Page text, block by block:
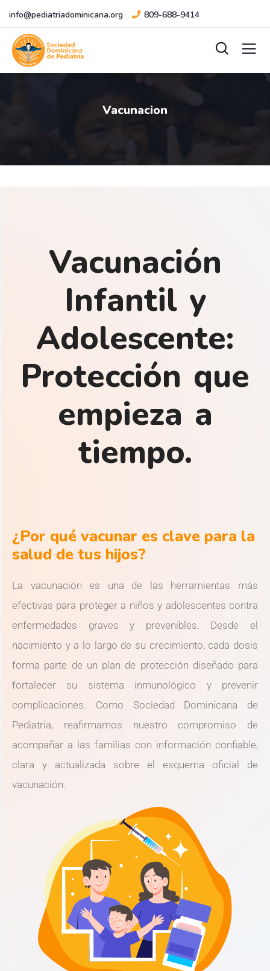
info@pediatriadominicana.org 809-688-9414
Vacunacion
Vacunación
Infantil y
Adolescente:
Protección que
empieza a
tiempo.
¿Por qué vacunar es clave para la
salud de tus hijos?
La vacunación es una de las herramientas más
efectivas para proteger a niños y adolescentes contra
enfermedades graves y prevenibles. Desde el
nacimiento y a lo largo de su crecimiento, cada dosis
forma parte de un plan de protección diseñado para
fortalecer su sistema inmunológico y prevenir
complicaciones. Como Sociedad Dominicana de
Pediatría, reafirmamos nuestro compromiso de
acompañar a las familias con información confiable,
clara y actualizada sobre el esquema oficial de
vacunación.